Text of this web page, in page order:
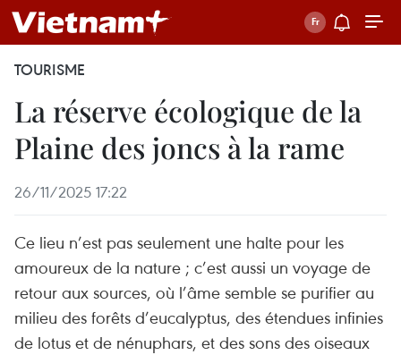
TOURISME
La réserve écologique de la
Plaine des joncs à la rame
26/11/2025 17:22
Ce lieu n’est pas seulement une halte pour les
amoureux de la nature ; c’est aussi un voyage de
retour aux sources, où l’âme semble se purifier au
milieu des forêts d’eucalyptus, des étendues infinies
de lotus et de nénuphars, et des sons des oiseaux